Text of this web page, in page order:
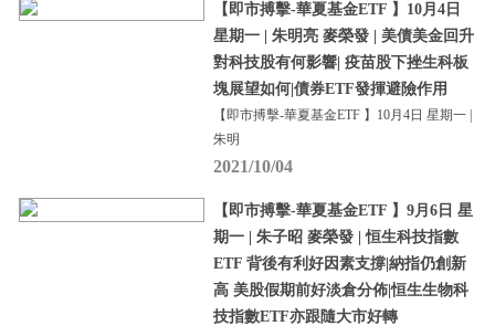
【即市搏擊-華夏基金ETF 】10月4日
星期一 | 朱明亮 麥榮發 | 美債美金回升
對科技股有何影響| 疫苗股下挫生科板
塊展望如何|債券ETF發揮避險作用
【即市搏擊-華夏基金ETF 】10月4日 星期一 |
朱明
2021/10/04
【即市搏擊-華夏基金ETF 】9月6日 星
期一 | 朱子昭 麥榮發 | 恒生科技指數
ETF 背後有利好因素支撐|納指仍創新
高 美股假期前好淡倉分佈|恒生生物科
技指數ETF亦跟隨大市好轉